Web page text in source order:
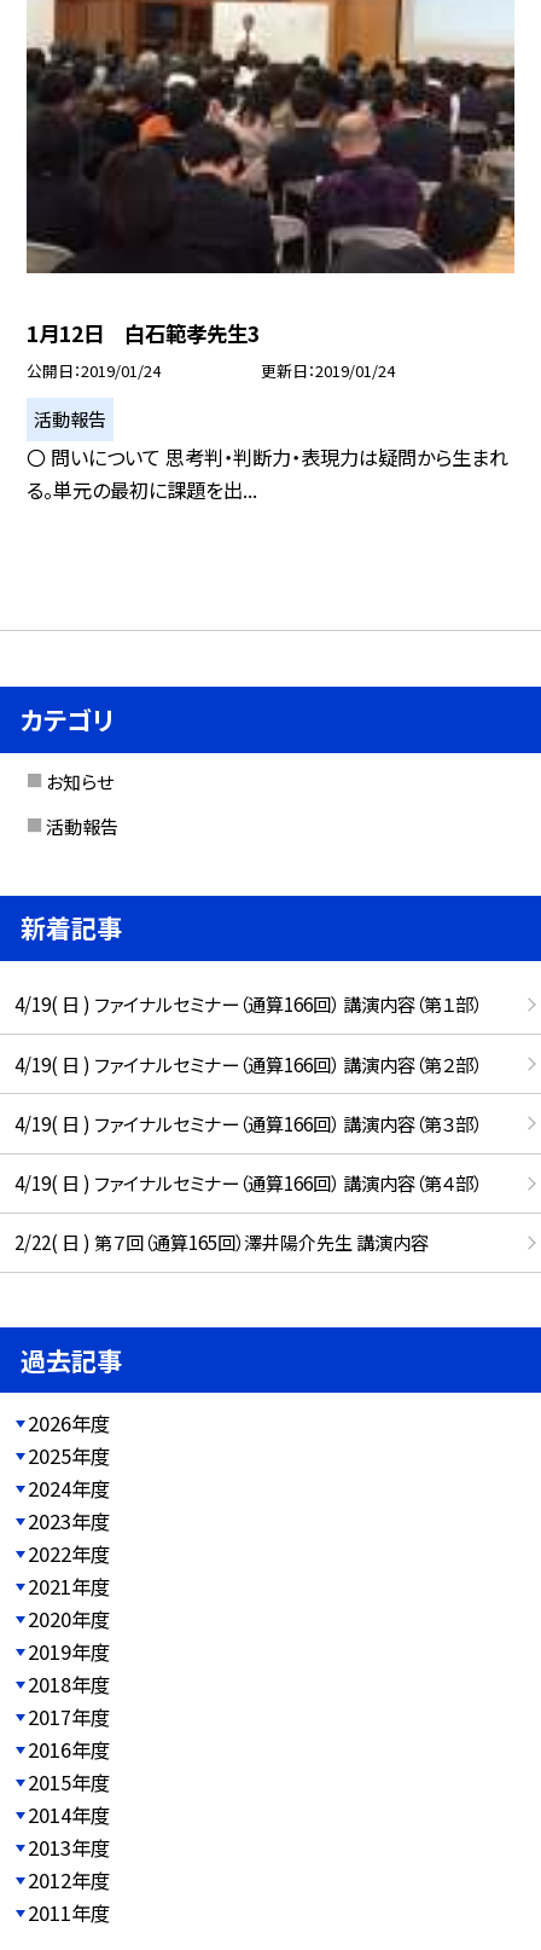
1月12日 白石範孝先生3
公開日 2019/01/24 更新日 2019/01/24
活動報告
〇 問いについて 思考判・判断力・表現力は疑問から生まれ
る。単元の最初に課題を出...
カテゴリ
お知らせ
活動報告
新着記事
4/19( 日 ) ファイナルセミナー（通算166回） 講演内容（第１部）
4/19( 日 ) ファイナルセミナー（通算166回） 講演内容（第２部）
4/19( 日 ) ファイナルセミナー（通算166回） 講演内容（第３部）
4/19( 日 ) ファイナルセミナー（通算166回） 講演内容（第４部）
2/22( 日 ) 第７回（通算165回）澤井陽介先生 講演内容
過去記事
2026年度
2025年度
2024年度
2023年度
2022年度
2021年度
2020年度
2019年度
2018年度
2017年度
2016年度
2015年度
2014年度
2013年度
2012年度
2011年度